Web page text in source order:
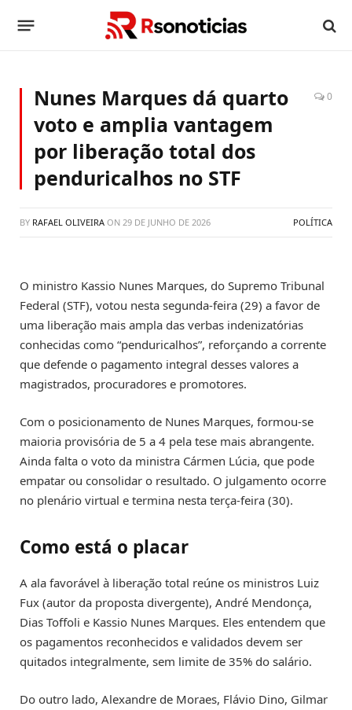
Nunes Marques dá quarto
voto e amplia vantagem
por liberação total dos
penduricalhos no STF
0
BY RAFAEL OLIVEIRA ON 29 DE JUNHO DE 2026 POLÍTICA
O ministro Kassio Nunes Marques, do Supremo Tribunal
Federal (STF), votou nesta segunda-feira (29) a favor de
uma liberação mais ampla das verbas indenizatórias
conhecidas como “penduricalhos”, reforçando a corrente
que defende o pagamento integral desses valores a
magistrados, procuradores e promotores.
Com o posicionamento de Nunes Marques, formou-se
maioria provisória de 5 a 4 pela tese mais abrangente.
Ainda falta o voto da ministra Cármen Lúcia, que pode
empatar ou consolidar o resultado. O julgamento ocorre
no plenário virtual e termina nesta terça-feira (30).
Como está o placar
A ala favorável à liberação total reúne os ministros Luiz
Fux (autor da proposta divergente), André Mendonça,
Dias Toffoli e Kassio Nunes Marques. Eles entendem que
os pagamentos reconhecidos e validados devem ser
quitados integralmente, sem limite de 35% do salário.
Do outro lado, Alexandre de Moraes, Flávio Dino, Gilmar